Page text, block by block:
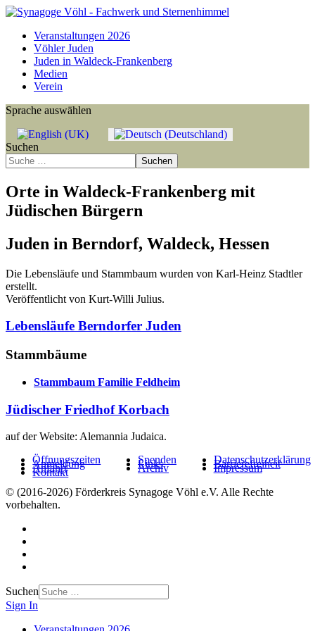
Veranstaltungen 2026
Vöhler Juden
Juden in Waldeck-Frankenberg
Medien
Verein
Sprache auswählen
Suchen
Suchen
Orte in Waldeck-Frankenberg mit
Jüdischen Bürgern
Juden in Berndorf, Waldeck, Hessen
Die Lebensläufe und Stammbaum wurden von Karl-Heinz Stadtler
erstellt.
Veröffentlicht von Kurt-Willi Julius.
Lebensläufe Berndorfer Juden
Stammbäume
Stammbaum Familie Feldheim
Jüdischer Friedhof Korbach
auf der Website: Alemannia Judaica.
Öffnungszeiten
Anmeldung
Anfahrt
Kontakt
Spenden
Links
Archiv
Datenschutzerklärung
Barrierefreiheit
Impressum
© (2016-2026) Förderkreis Synagoge Vöhl e.V. Alle Rechte
vorbehalten.
Suchen
Sign In